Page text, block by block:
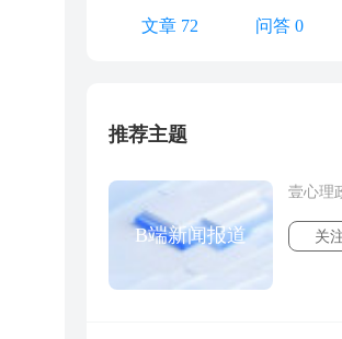
文章 72 问答 0
推荐主题
B端新闻报道
壹心理
关